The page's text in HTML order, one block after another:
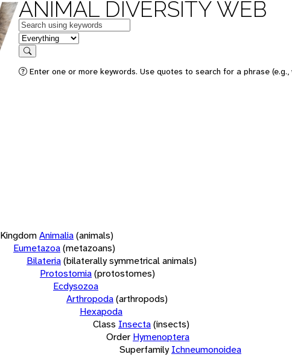
ANIMAL DIVERSITY WEB
Keywords
in feature
Search
Enter one or more keywords. Use quotes to search for a phrase
KingdomAnimalia(animals)
Eumetazoa(metazoans)
Bilateria(bilaterally symmetrical animals)
Protostomia(protostomes)
Ecdysozoa
Arthropoda(arthropods)
Hexapoda
Class Insecta(insects)
Order Hymenoptera
Superfamily Ichneumonoidea